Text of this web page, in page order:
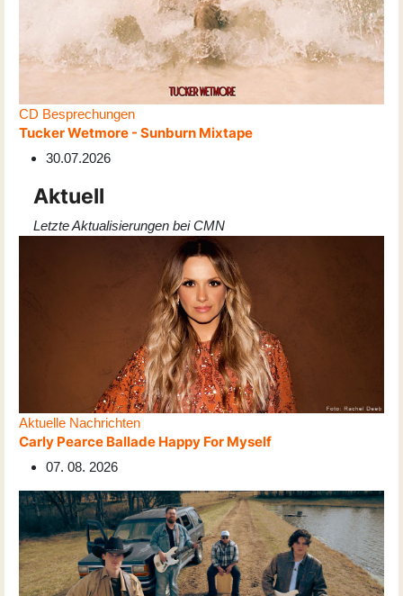
CD Besprechungen
Tucker Wetmore - Sunburn Mixtape
30.07.2026
Aktuell
Letzte Aktualisierungen bei CMN
Aktuelle Nachrichten
Carly Pearce Ballade Happy For Myself
07. 08. 2026